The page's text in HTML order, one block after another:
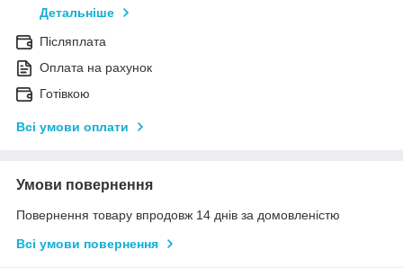
Детальніше
Післяплата
Оплата на рахунок
Готівкою
Всі умови оплати
Умови повернення
Повернення товару впродовж 14 днів за домовленістю
Всі умови повернення